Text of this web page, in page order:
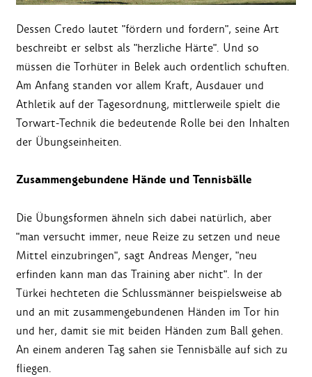
Dessen Credo lautet "fördern und fordern", seine Art
beschreibt er selbst als "herzliche Härte". Und so
müssen die Torhüter in Belek auch ordentlich schuften.
Am Anfang standen vor allem Kraft, Ausdauer und
Athletik auf der Tagesordnung, mittlerweile spielt die
Torwart-Technik die bedeutende Rolle bei den Inhalten
der Übungseinheiten.
Zusammengebundene Hände und Tennisbälle
Die Übungsformen ähneln sich dabei natürlich, aber
"man versucht immer, neue Reize zu setzen und neue
Mittel einzubringen", sagt Andreas Menger, "neu
erfinden kann man das Training aber nicht". In der
Türkei hechteten die Schlussmänner beispielsweise ab
und an mit zusammengebundenen Händen im Tor hin
und her, damit sie mit beiden Händen zum Ball gehen.
An einem anderen Tag sahen sie Tennisbälle auf sich zu
fliegen.